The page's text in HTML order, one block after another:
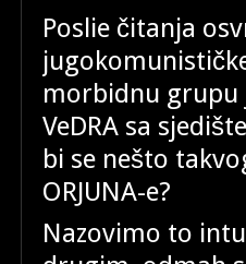
Poslie čitanja
morbidnu grupu
VeDRA sa
bi se nešto
ORJUNA-e?
Nazovimo to